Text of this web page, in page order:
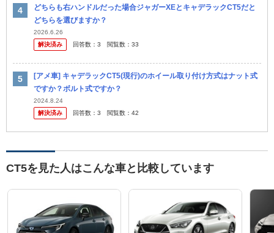
どちらも右ハンドルだった場合ジャガーXEとキャデラックCT5だと
どちらを選びますか？
2026.6.26
解決済み
回答数： 3 閲覧数： 33
[アメ車] キャデラックCT5(現行)のホイール取り付け方式はナット式
ですか？ボルト式ですか？
2024.8.24
解決済み
回答数： 3 閲覧数： 42
CT5を見た人はこんな車と比較しています